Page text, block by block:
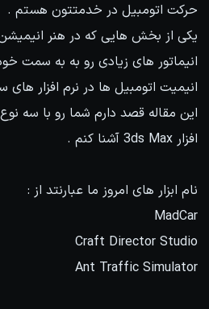
حرکت اتومبیل در خدمتتون هستم .
یکی از بخش هایی که در هنر
انیماتور های زیادی رو به به سمت
انیمیت اتومبیل ها در نرم افزار
این مقاله قصد دارم شما رو با سه نوع
افزار 3ds Max آشنا کنم .
نام ابزار های امروز ما عبارنتد از :
MadCar
Craft Director Studio
Ant Traffic Simulator